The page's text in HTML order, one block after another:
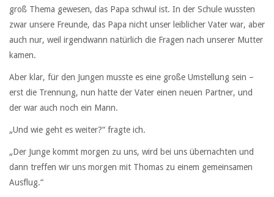
groß Thema gewesen, das Papa schwul ist. In der Schule wussten
zwar unsere Freunde, das Papa nicht unser leiblicher Vater war, aber
auch nur, weil irgendwann natürlich die Fragen nach unserer Mutter
kamen.
Aber klar, für den Jungen musste es eine große Umstellung sein –
erst die Trennung, nun hatte der Vater einen neuen Partner, und
der war auch noch ein Mann.
„Und wie geht es weiter?“ fragte ich.
„Der Junge kommt morgen zu uns, wird bei uns übernachten und
dann treffen wir uns morgen mit Thomas zu einem gemeinsamen
Ausflug.“